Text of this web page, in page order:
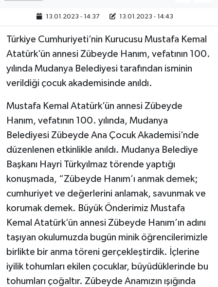
13.01.2023 - 14:37 13.01.2023 - 14:43
Türkiye Cumhuriyeti’nin Kurucusu Mustafa Kemal
Atatürk’ün annesi Zübeyde Hanım, vefatının 100.
yılında Mudanya Belediyesi tarafından isminin
verildiği çocuk akademisinde anıldı.
Mustafa Kemal Atatürk’ün annesi Zübeyde
Hanım, vefatının 100. yılında, Mudanya
Belediyesi Zübeyde Ana Çocuk Akademisi’nde
düzenlenen etkinlikle anıldı. Mudanya Belediye
Başkanı Hayri Türkyılmaz törende yaptığı
konuşmada, “Zübeyde Hanım’ı anmak demek;
cumhuriyet ve değerlerini anlamak, savunmak ve
korumak demek. Büyük Önderimiz Mustafa
Kemal Atatürk’ün annesi Zübeyde Hanım’ın adını
taşıyan okulumuzda bugün minik öğrencilerimizle
birlikte bir anma töreni gerçekleştirdik. İçlerine
iyilik tohumları ekilen çocuklar, büyüdüklerinde bu
tohumları çoğaltır. Zübeyde Anamızın ışığında